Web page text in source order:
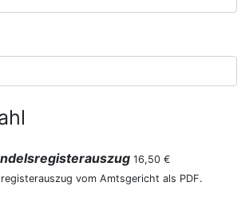
16,50 €
vom Amtsgericht als PDF.